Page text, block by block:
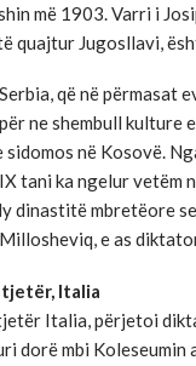
më 1903. Varri i
quajtur Jugosllavi,
që në
ne shembull kulture
sidomos në Kosovë.
tani ka ngelur vetëm
dinastitë mbretëore
e as
Italia
Italia, përjetoi
dorë mbi